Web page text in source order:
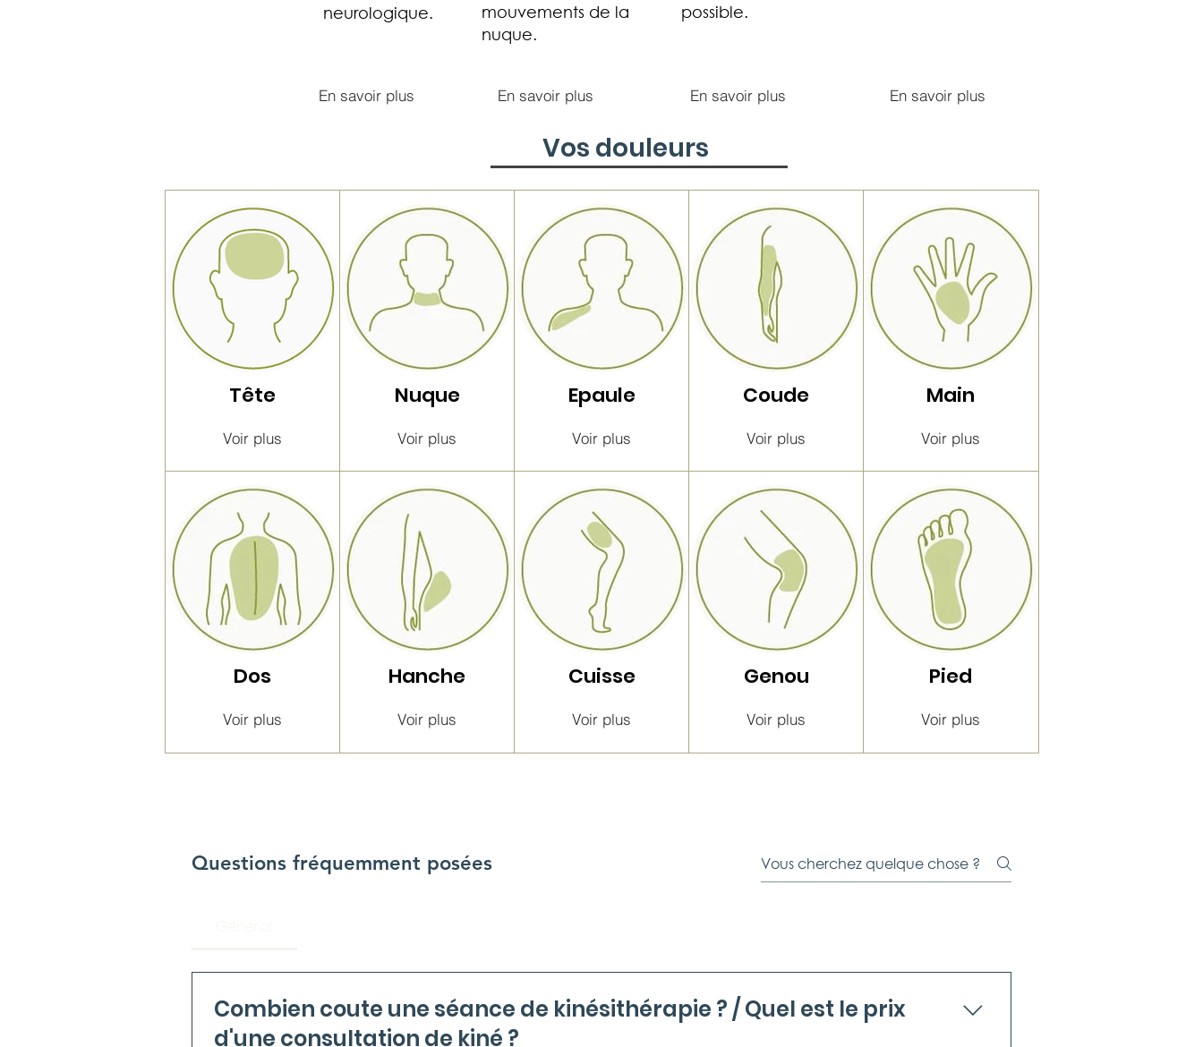
neurologique.
mouvements de la
nuque.
possible.
En savoir plus En savoir plus En savoir plus En savoir plus
Vos douleurs
Tête
Voir plus
Dos
Voir plus
Nuque
Voir plus
Hanche
Voir plus
Epaule
Voir plus
Cuisse
Voir plus
Coude
Voir plus
Genou
Voir plus
Main
Voir plus
Pied
Voir plus
Questions fréquemment posées
Combien coute une séance de kinésithérapie ? / Quel est le prix
d'une consultation de kiné ?